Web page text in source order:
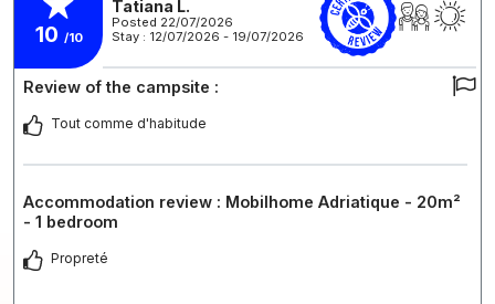
10 /10
Tatiana L.
Posted 22/07/2026
Stay : 12/07/2026 - 19/07/2026
Review of the campsite :
Tout comme d'habitude
Accommodation review : Mobilhome Adriatique - 20m²
- 1 bedroom
Propreté